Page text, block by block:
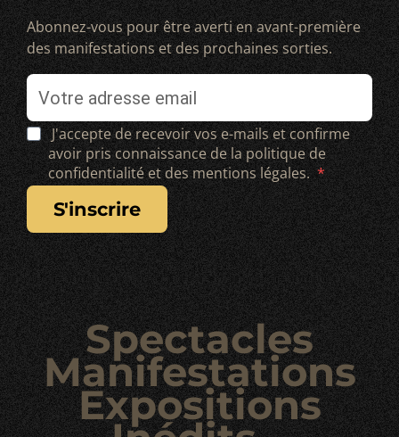
Abonnez-vous pour être averti en avant-première
des manifestations et des prochaines sorties.
J'accepte de recevoir vos e-mails et confirme
avoir pris connaissance de la politique de
confidentialité et des mentions légales.
s'inscrire
Spectacles
Manifestations
Expositions